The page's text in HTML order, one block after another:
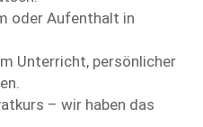
oder Aufenthalt in
Unterricht, persönlicher
– wir haben das